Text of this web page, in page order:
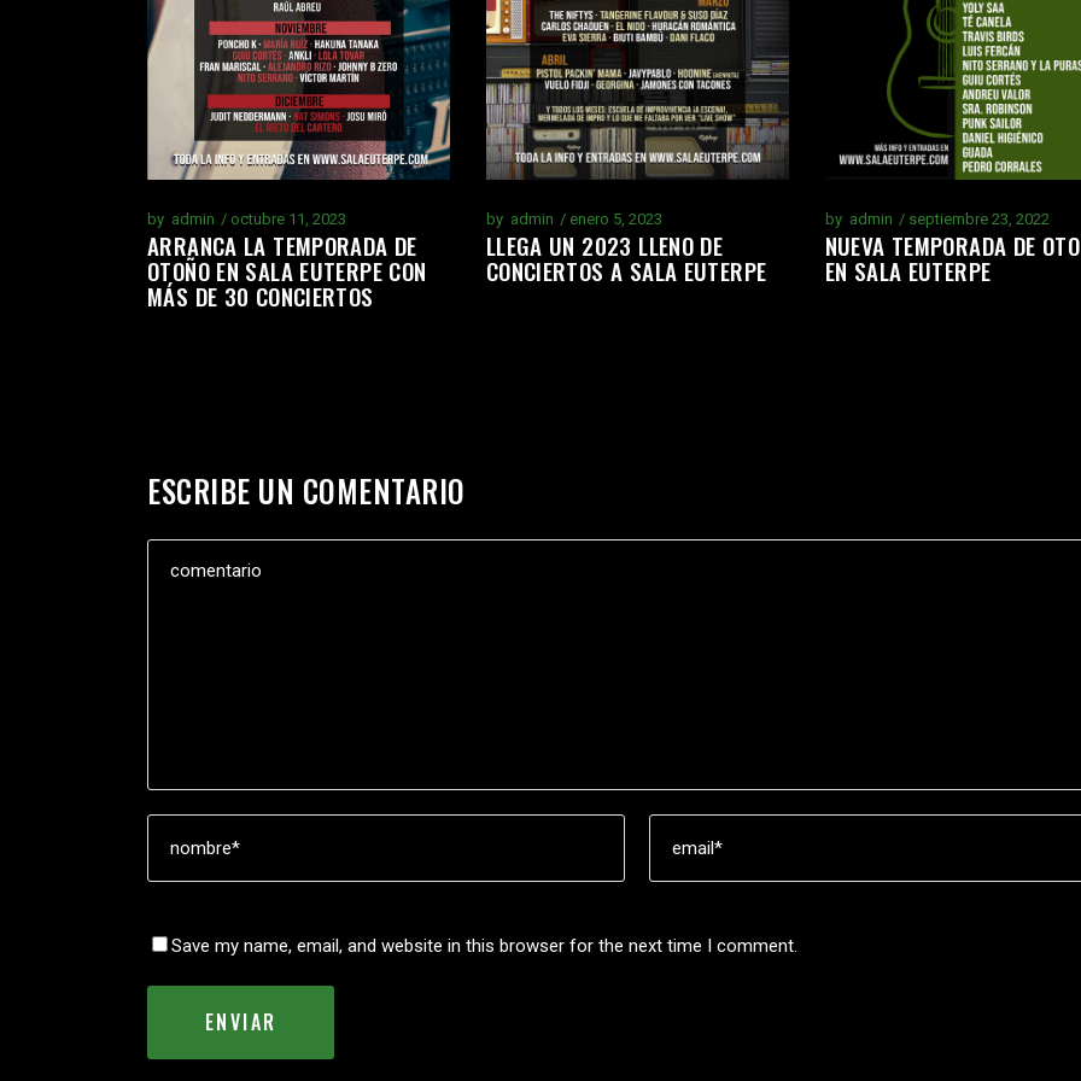
by admin octubre 11, 2023
ARRANCA LA TEMPORADA DE
OTOÑO EN SALA EUTERPE CON
MÁS DE 30 CONCIERTOS
by admin enero 5, 2023
LLEGA UN 2023 LLENO DE
CONCIERTOS A SALA EUTERPE
by admin septiembre 23, 2022
NUEVA TEMPORADA DE
EN SALA EUTERPE
ESCRIBE UN COMENTARIO
Save my name, email, and website in this browser for the next time I comment.